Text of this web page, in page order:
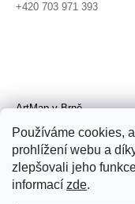
Používáme cookies,
prohlížení webu a
zlepšovali jeho
informací zde.
+420 703 971 393
ArtMap v Brně
Radnická 4, Brno
úterý–pátek 11–19 h
sobota 14–19 h
+420 702 152 298